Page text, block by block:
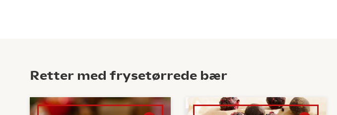
Retter med frysetørrede bær